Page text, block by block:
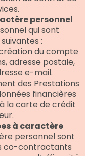
personnel
qui sont
:
du compte
adresse postale,
e-mail.
des Prestations
financières
la carte de crédit
à caractère
personnel sont
co-contractants